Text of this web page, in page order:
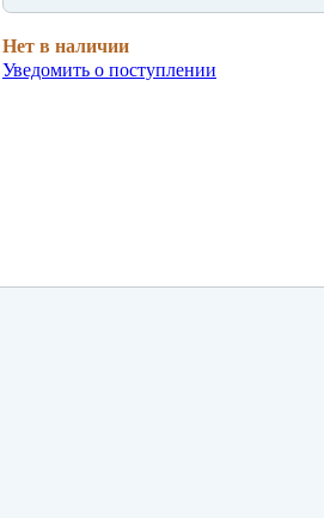
Нет в наличии
Уведомить о поступлении